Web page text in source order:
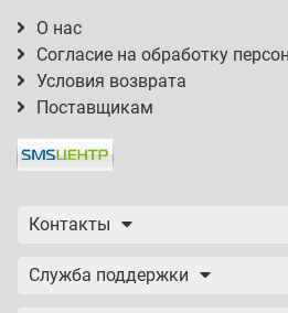
О нас
Согласие на обработку
Условия возврата
Поставщикам
Контакты
Служба поддержки